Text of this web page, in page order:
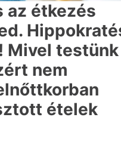
az étkezés
Mivel
nem
ételek